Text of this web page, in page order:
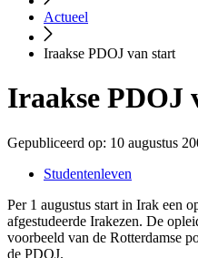
Actueel
Iraakse PDOJ van start
Iraakse PDOJ
Gepubliceerd op: 10 augustus
Studentenleven
Per 1 augustus start in Irak een
afgestudeerde Irakezen. De
voorbeeld van de Rotterdamse
de PDOJ.